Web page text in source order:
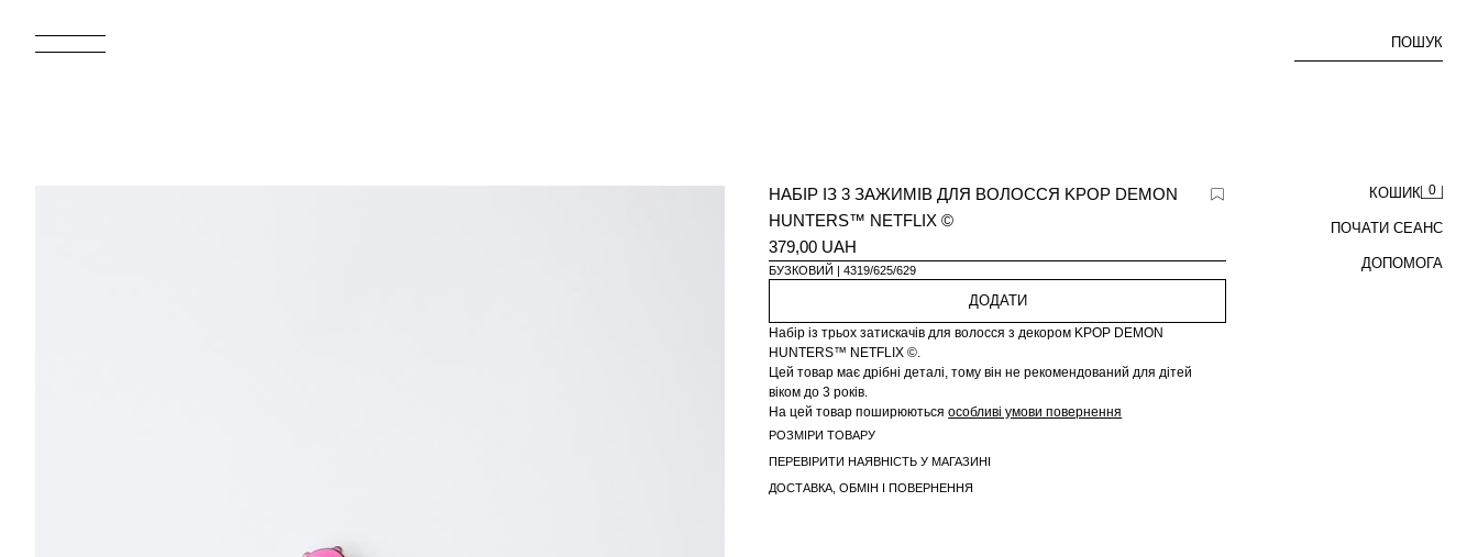
ПОШУК
КОШИК 0
ПОЧАТИ СЕАНС
ДОПОМОГА
НАБІР ІЗ 3 ЗАЖИМІВ ДЛЯ ВОЛОССЯ KPOP DEMON
HUNTERS™ NETFLIX ©
379,00 UAH
БУЗКОВИЙ 4319/625/629
ДОДАТИ
Набір із трьох затискачів для волосся з декором KPOP DEMON
HUNTERS™ NETFLIX ©.
Цей товар має дрібні деталі, тому він не рекомендований для дітей
віком до 3 років.
На цей товар поширюютьсяособливі умови повернення
РОЗМІРИ ТОВАРУ
ПЕРЕВІРИТИ НАЯВНІСТЬ У МАГАЗИНІ
ДОСТАВКА, ОБМІН І ПОВЕРНЕННЯ